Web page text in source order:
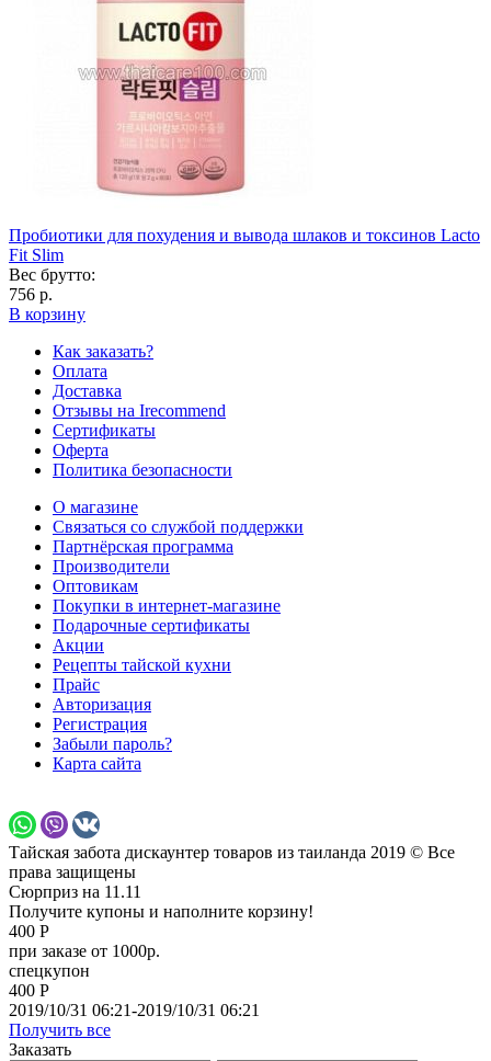
Пробиотики для похудения и вывода шлаков и токсинов Lacto
Fit Slim
Вес брутто:
756 р.
В корзину
Как заказать?
Оплата
Доставка
Отзывы на Irecommend
Сертификаты
Оферта
Политика безопасности
О магазине
Связаться со службой поддержки
Партнёрская программа
Производители
Оптовикам
Покупки в интернет-магазине
Подарочные сертификаты
Акции
Рецепты тайской кухни
Прайс
Авторизация
Регистрация
Забыли пароль?
Карта сайта
Тайская забота дискаунтер товаров из таиланда 2019 © Все
права защищены
Сюрприз на 11.11
Получите купоны и наполните корзину!
400 Р
при заказе от 1000р.
спецкупон
400 Р
2019/10/31 06:21-2019/10/31 06:21
Получить все
Заказать